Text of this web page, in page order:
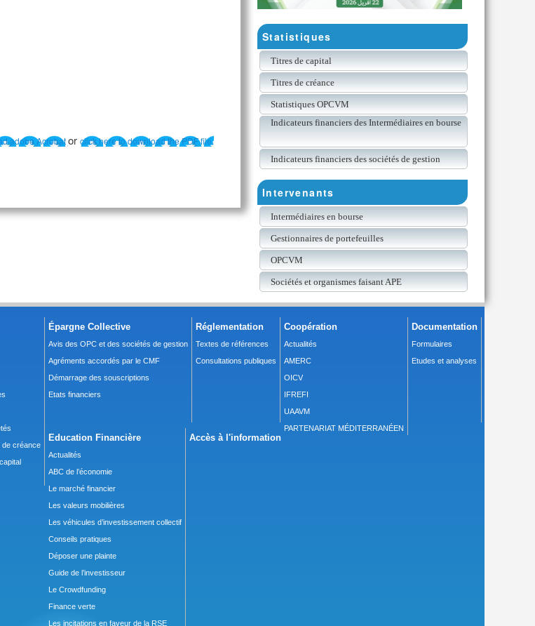
adobe Acrobator click here to download the PDF file.
Statistiques
Titres de capital
Titres de créance
Statistiques OPCVM
Indicateurs financiers des Intermédiaires en bourse
Indicateurs financiers des sociétés de gestion
Intervenants
Intermédiaires en bourse
Gestionnaires de portefeuilles
OPCVM
Sociétés et organismes faisant APE
de créance
Épargne Collective
Avis des OPC et des sociétés de gestion
Agréments accordés par le CMF
Démarrage des souscriptions
Etats financiers
Réglementation
Textes de références
Consultations publiques
Coopération
Actualités
AMERC
OICV
IFREFI
UAAVM
PARTENARIAT MÉDITERRANÉEN
Documentation
Formulaires
Etudes et analyses
Education Financière
Actualités
ABC de l’économie
Le marché financier
Les valeurs mobilières
Les véhicules d’investissement collectif
Conseils pratiques
Déposer une plainte
Guide de l’investisseur
Le Crowdfunding
Finance verte
Les incitations en faveur de la RSE
Accès à l'information